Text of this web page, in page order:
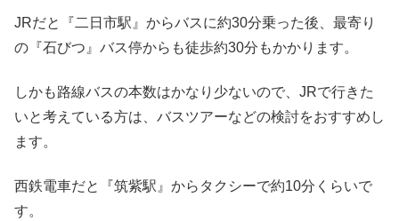
JRだと『二日市駅』からバスに約30分乗った後、最寄り
の『石びつ』バス停からも徒歩約30分もかかります。
しかも路線バスの本数はかなり少ないので、JRで行きた
いと考えている方は、バスツアーなどの検討をおすすめし
ます。
西鉄電車だと『筑紫駅』からタクシーで約10分くらいで
す。